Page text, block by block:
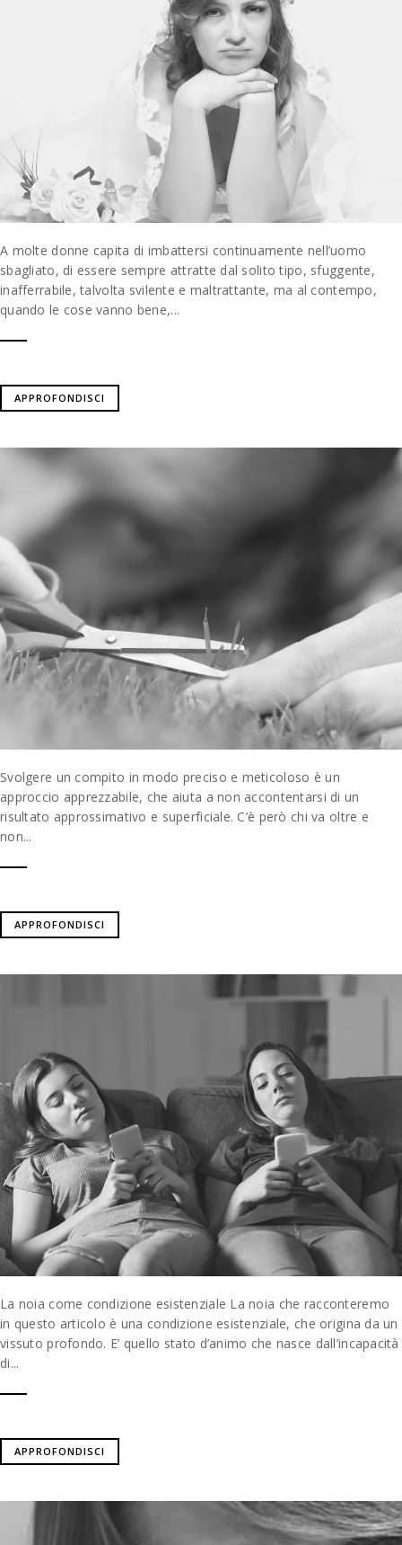
A molte donne capita di imbattersi continuamente nell’uomo
sbagliato, di essere sempre attratte dal solito tipo, sfuggente,
inafferrabile, talvolta svilente e maltrattante, ma al contempo,
quando le cose vanno bene,...
APPROFONDISCI
Svolgere un compito in modo preciso e meticoloso è un
approccio apprezzabile, che aiuta a non accontentarsi di un
risultato approssimativo e superficiale. C’è però chi va oltre e
non...
APPROFONDISCI
La noia come condizione esistenziale La noia che racconteremo
in questo articolo è una condizione esistenziale, che origina da un
vissuto profondo. E’ quello stato d’animo che nasce dall’incapacità
di...
APPROFONDISCI